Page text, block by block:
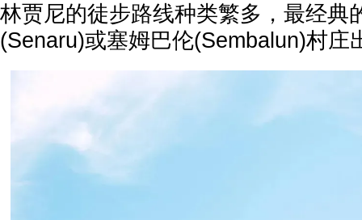
林贾尼的徒步路线种类繁多，最经典
(Senaru)或塞姆巴伦(Sembalun)村庄